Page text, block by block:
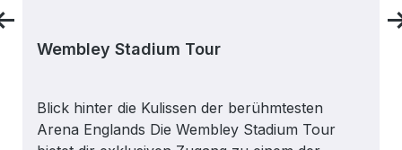
Wembley Stadium Tour
Blick hinter die Kulissen der berühmtesten
Arena Englands Die Wembley Stadium Tour